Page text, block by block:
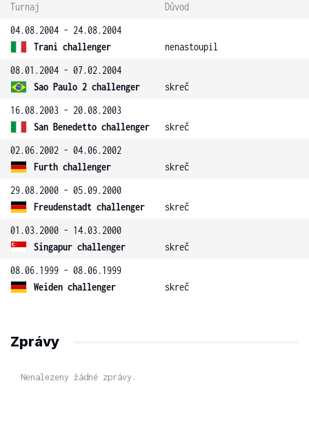
Turnaj
Důvod
04.08.2004 - 24.08.2004
Trani challenger
nenastoupil
08.01.2004 - 07.02.2004
Sao Paulo 2 challenger
skreč
16.08.2003 - 20.08.2003
San Benedetto challenger
skreč
02.06.2002 - 04.06.2002
Furth challenger
skreč
29.08.2000 - 05.09.2000
Freudenstadt challenger
skreč
01.03.2000 - 14.03.2000
Singapur challenger
skreč
08.06.1999 - 08.06.1999
Weiden challenger
skreč
Zprávy
Nenalezeny žádné zprávy.